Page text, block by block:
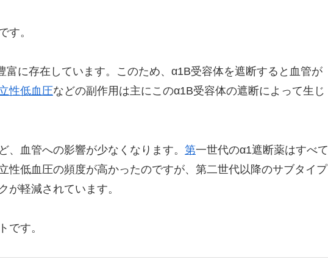
す。
富に存在しています。このため、α1B受容体を遮断すると血管が
性低血圧などの副作用は主にこのα1B受容体の遮断によって生じ
、血管への影響が少なくなります。 第一世代のα1遮断薬はすべて
性低血圧の頻度が高かったのですが、第二世代以降のサブタイプ
が軽減されています。
です。